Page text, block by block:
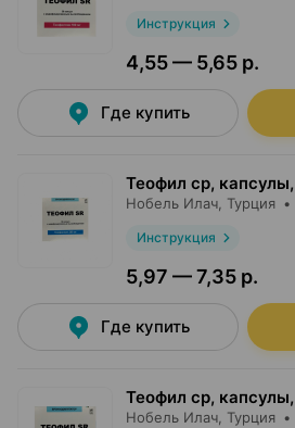
Инструкция
4,55 — 5,65 р.
Где купить
Теофил ср, капсулы,
Нобель Илач, Турция •
Инструкция
5,97 — 7,35 р.
Где купить
Теофил ср, капсулы,
Нобель Илач, Турция •